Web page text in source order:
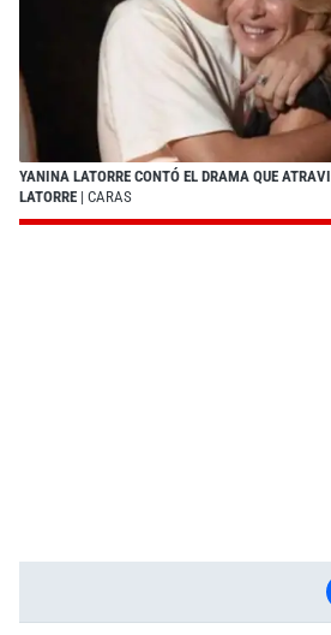
YANINA LATORRE CONTÓ EL DRAMA QUE
LATORRE | CARAS